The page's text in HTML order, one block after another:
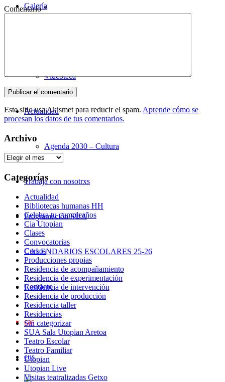
Galería
Videoteca
Actualidad
Agenda 2030 – Cultura
Trabaja con nosotrxs
Programación SUA
CALENDARIOS ESCOLARES 25-26
Contacto
cas
eus
Comentario*
Este sitio usa Akismet para reducir el spam. Aprende cómo se
procesan los datos de tus comentarios.
Archivo
Archivo
Categorías
Actualidad
Bibliotecas humanas HH
Celebra tu cumpleaños
Cia Utopian
Clases
Convocatorias
Cursos
Producciones propias
Residencia de acompañamiento
Residencia de experimentación
Residencia de intervención
Residencia de producción
Residencia taller
Residencias
Sin categorizar
SUA Sala Utopian Aretoa
Teatro Escolar
Teatro Familiar
Utopian
Utopian Live
Visitas teatralizadas Getxo